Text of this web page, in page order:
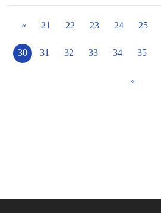
« 21 22 23 24 25
30 31 32 33 34 35
»